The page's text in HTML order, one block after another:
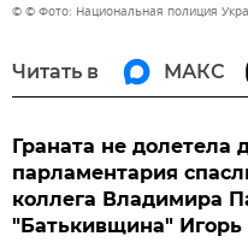
© © Фото: Национальная полиция
Читать в МАКС
Граната не долетела
парламентария
коллега Владимира
"Батькивщина" Игорь